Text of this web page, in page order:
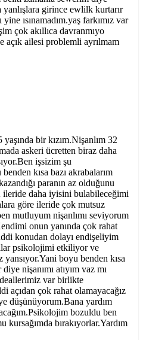
girince ewlilk kurtarır
ısınamadım.yaş farkımız var
çok akıllıca davranmıyo
açık ailesi problemli ayrılmam
bir kızım.Nişanlım 32
askeri ücretten biraz daha
işsizim şu
kısa bazı akrabalarım
paranın az olduğunu
daha iyisini bulabileceğimi
göre ileride çok mutsuz
mutluyum nişanlımı seviyorum
onun yanında çok rahat
konudan dolayı endişeliyim
psikolojimi etkiliyor ve
boyu benden kısa
nişanımı atıyım vaz mı
var birlikte
açıdan çok rahat olamayacağız
düşünüyorum.Bana yardım
bozuldu ben
bırakıyorlar.Yardım